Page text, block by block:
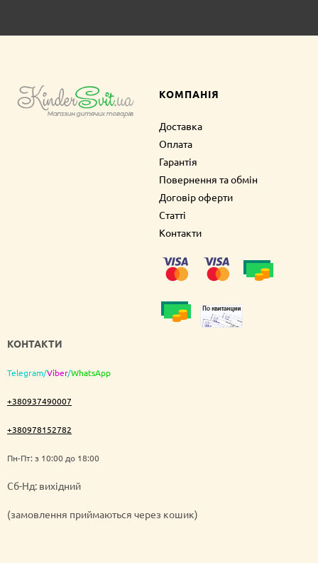
КОМПАНІЯ
Доставка
Оплата
Гарантія
Повернення та обмін
Договір оферти
Статті
Контакти
КОНТАКТИ
Telegram/Viber/WhatsApp
+380937490007
+380978152782
Пн-Пт: з 10:00 до 18:00
Cб-Нд: вихідний
(замовлення приймаються через кошик)